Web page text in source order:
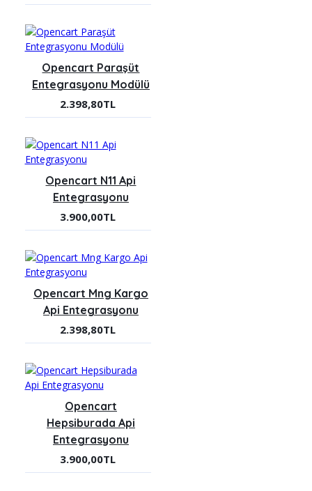
Opencart Paraşüt
Entegrasyonu Modülü
2.398,80TL
Opencart N11 Api
Entegrasyonu
3.900,00TL
Opencart Mng Kargo
Api Entegrasyonu
2.398,80TL
Opencart
Hepsiburada Api
Entegrasyonu
3.900,00TL